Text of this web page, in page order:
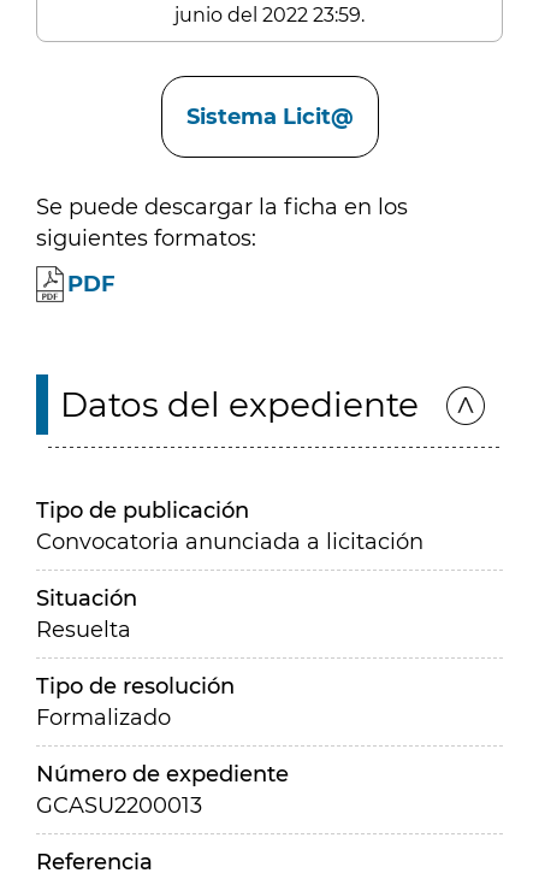
junio del 2022 23:59.
Sistema Licit@
Se puede descargar la ficha en los
siguientes formatos:
PDF
Datos del expediente
Tipo de publicación
Convocatoria anunciada a licitación
Situación
Resuelta
Tipo de resolución
Formalizado
Número de expediente
GCASU2200013
Referencia